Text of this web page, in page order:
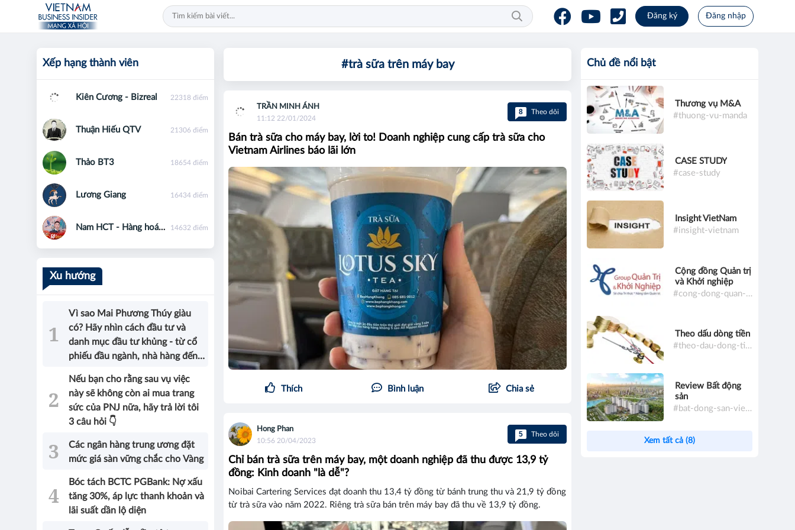
Đăng ký Đăng nhập
#trà sữa trên máy bay
TRẦN MINH ÁNH
11:12 22/01/2024
8 Theo dõi
Bán trà sữa cho máy bay, lời to! Doanh nghiệp cung cấp trà sữa cho
Vietnam Airlines báo lãi lớn
Thích Bình luận Chia sẻ
Hong Phan
10:56 20/04/2023
5 Theo dõi
Chỉ bán trà sữa trên máy bay, một doanh nghiệp đã thu được 13,9 tỷ
đồng: Kinh doanh "là dễ"?
Noibai Cartering Services đạt doanh thu 13,4 tỷ đồng từ bánh trung thu và 21,9 tỷ đồng
từ trà sữa vào năm 2022. Riêng trà sữa bán trên máy bay đã thu về 13,9 tỷ đồng.
Xếp hạng thành viên
Kiên Cương - Bizreal 22318 điểm
Thuận Hiếu QTV 21306 điểm
Thảo BT3 18654 điểm
Lương Giang 16434 điểm
Nam HCT - Hàng hoá phái sinh - 0867091553 14632 điểm
Xu hướng
Vì sao Mai Phương Thúy giàu
có? Hãy nhìn cách đầu tư và
danh mục đầu tư khủng - từ cổ
phiếu đầu ngành, nhà hàng đến
được câu trả lời!
Nếu bạn cho rằng sau vụ việc
này sẽ không còn ai mua trang
sức của PNJ nữa, hãy trả lời tôi
3 câu hỏi 👇
Các ngân hàng trung ương đặt
mức giá sàn vững chắc cho Vàng
Bóc tách BCTC PGBank: Nợ xấu
tăng 30%, áp lực thanh khoản và
lãi suất dần lộ diện
Chủ đề nổi bật
Thương vụ M&A
#thuong-vu-manda
CASE STUDY
#case-study
Insight VietNam
#insight-vietnam
Cộng đồng Quản trị
và Khởi nghiệp
#cong-dong-quan-tri-va-khoi-nghiep
Theo dấu dòng tiền
#theo-dau-dong-tien
Review Bất động
sản
#bat-dong-san-viet-nam
Xem tất cả (8)